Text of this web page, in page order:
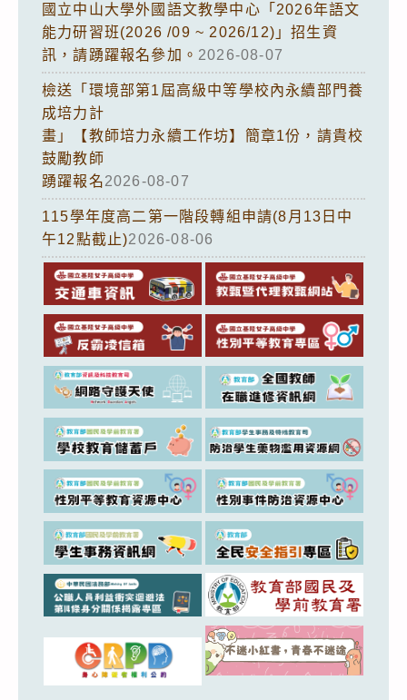
國立中山大學外國語文教學中心「2026年語文
能力研習班(2026 /09 ~ 2026/12)」招生資
訊，請踴躍報名參加。 2026-08-07
檢送「環境部第1屆高級中等學校內永續部門養
成培力計
畫」【教師培力永續工作坊】簡章1份，請貴校
鼓勵教師
踴躍報名2026-08-07
115學年度高二第一階段轉組申請(8月13日中
午12點截止)2026-08-06